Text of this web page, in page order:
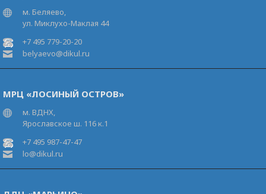
м. Беляево,
ул. Миклухо-Маклая 44
+7 495 779-20-20
belyaevo@dikul.ru
МРЦ «ЛОСИНЫЙ ОСТРОВ»
м. ВДНХ,
Ярославское ш. 116 к.1
+7 495 987-47-47
lo@dikul.ru